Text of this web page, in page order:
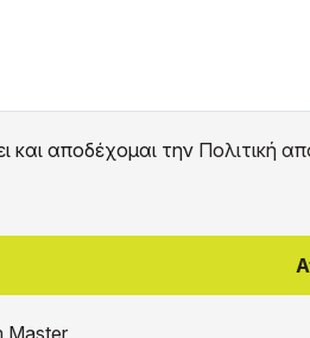
και αποδέχομαι την Πολιτική
Master